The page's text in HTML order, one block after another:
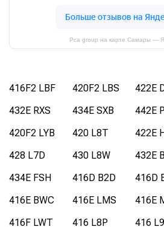
Pca group на карте Самары —
416F2 LBF 420F2 LBS 422E
432E RXS
434E SXB 442E
420F2 LYB
420 L8T 422E
428 L7D
430 L8W 432E
434E FSH
416D B2D 416D
416E BWC
416E LMS 416E
416F LWT
416 L8P 416